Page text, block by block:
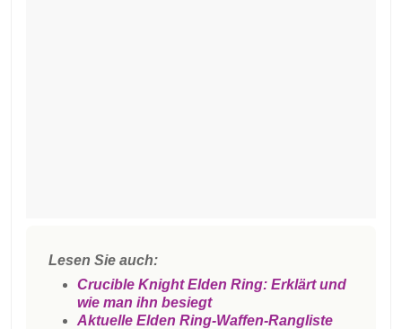
Lesen Sie auch:
Crucible Knight Elden Ring: Erklärt und
wie man ihn besiegt
Aktuelle Elden Ring-Waffen-Rangliste